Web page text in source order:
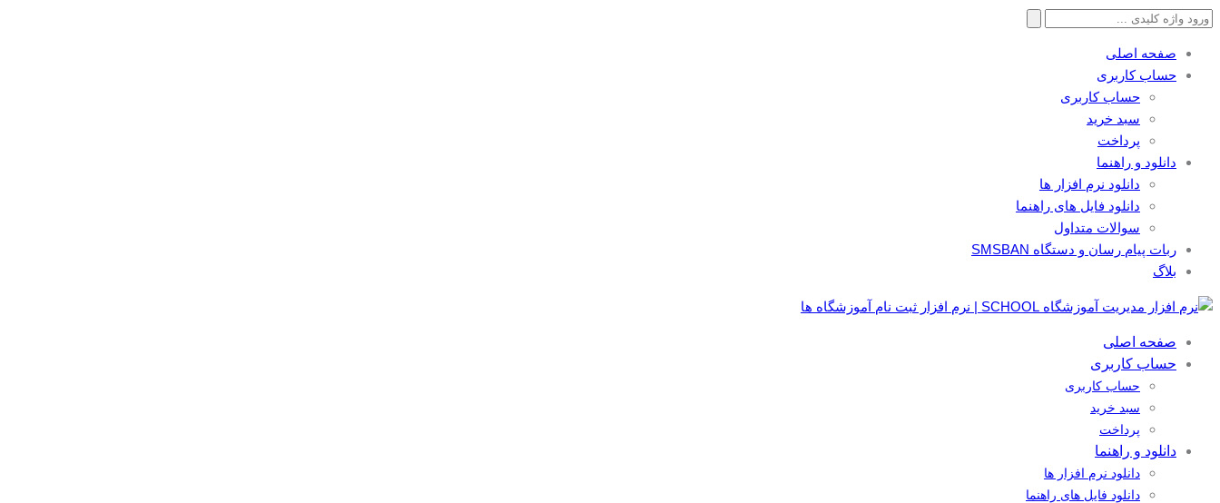
جستجو
صفحه اصلی
حساب کاربری
حساب کاربری
سبد خرید
پرداخت
دانلود و راهنما
دانلود نرم افزار ها
دانلود فایل های راهنما
سوالات متداول
ربات پیام رسان و دستگاه SMSBAN
بلاگ
صفحه اصلی
حساب کاربری
حساب کاربری
سبد خرید
پرداخت
دانلود و راهنما
دانلود نرم افزار ها
دانلود فایل های راهنما